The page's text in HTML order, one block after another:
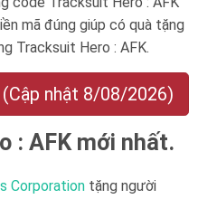
mã đúng giúp có quà tặng
Tracksuit Hero : AFK.
(Cập nhật 8/08/2026)
: AFK mới nhất.
Corporation tặng người